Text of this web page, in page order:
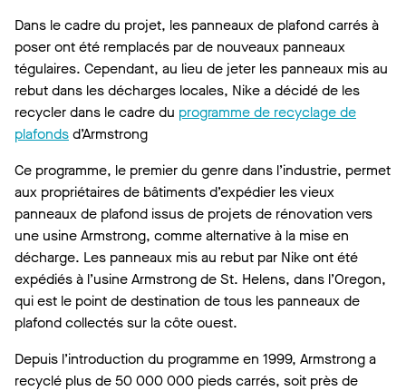
Dans le cadre du projet, les panneaux de plafond carrés à
poser ont été remplacés par de nouveaux panneaux
tégulaires. Cependant, au lieu de jeter les panneaux mis au
rebut dans les décharges locales, Nike a décidé de les
recycler dans le cadre du programme de recyclage de
plafondsd’Armstrong
Ce programme, le premier du genre dans l’industrie, permet
aux propriétaires de bâtiments d’expédier les vieux
panneaux de plafond issus de projets de rénovation vers
une usine Armstrong, comme alternative à la mise en
décharge. Les panneaux mis au rebut par Nike ont été
expédiés à l’usine Armstrong de St. Helens, dans l’Oregon,
qui est le point de destination de tous les panneaux de
plafond collectés sur la côte ouest.
Depuis l’introduction du programme en 1999, Armstrong a
recyclé plus de 50 000 000 pieds carrés, soit près de